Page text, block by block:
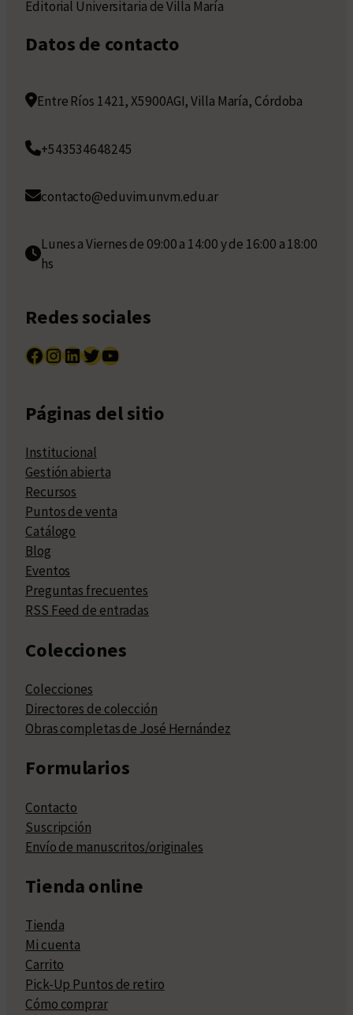
Editorial Universitaria de Villa María
Datos de contacto
Entre Ríos 1421, X5900AGI, Villa María, Córdoba
+543534648245
contacto@eduvim.unvm.edu.ar
Lunes a Viernes de 09:00 a 14:00 y de 16:00 a 18:00
hs
Redes sociales
Facebook InstagramLinkedIn Twitter YouTube
Páginas del sitio
Institucional
Gestión abierta
Recursos
Puntos de venta
Catálogo
Blog
Eventos
Preguntas frecuentes
RSS Feed de entradas
Colecciones
Colecciones
Directores de colección
Obras completas de José Hernández
Formularios
Contacto
Suscripción
Envío de manuscritos/originales
Tienda online
Tienda
Mi cuenta
Carrito
Pick-Up Puntos de retiro
Cómo comprar